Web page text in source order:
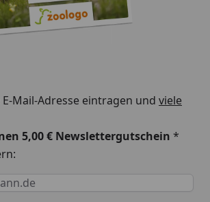
Mail-Adresse eintragen und viele
5,00 € Newslettergutschein *